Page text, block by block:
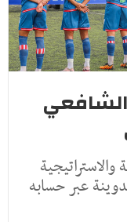
الشافعي
والاستراتيجية
عبر حسابه